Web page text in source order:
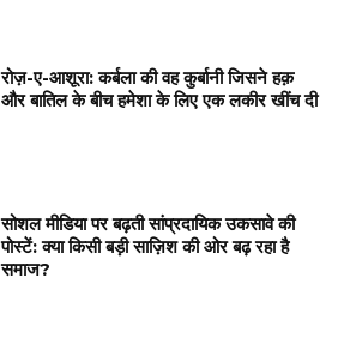
रोज़-ए-आशूरा: कर्बला की वह कुर्बानी जिसने हक़
और बातिल के बीच हमेशा के लिए एक लकीर खींच दी
सोशल मीडिया पर बढ़ती सांप्रदायिक उकसावे की
पोस्टें: क्या किसी बड़ी साज़िश की ओर बढ़ रहा है
समाज?